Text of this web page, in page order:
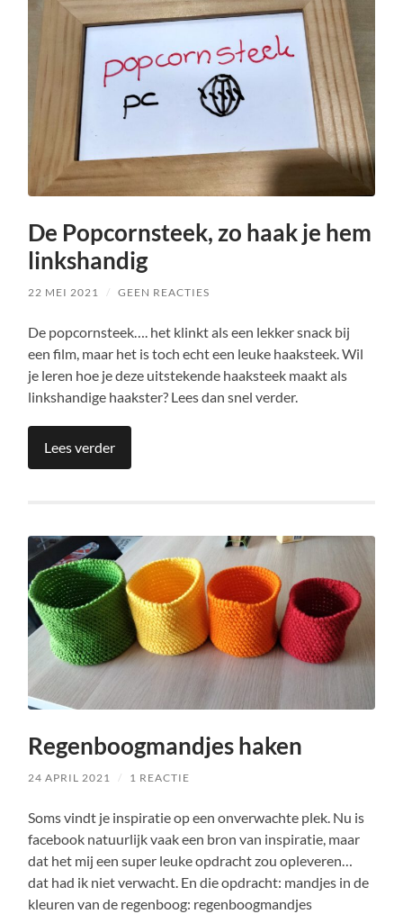
De Popcornsteek, zo haak je hem
linkshandig
22 MEI 2021 / GEEN REACTIES
De popcornsteek…. het klinkt als een lekker snack bij
een film, maar het is toch echt een leuke haaksteek. Wil
je leren hoe je deze uitstekende haaksteek maakt als
linkshandige haakster? Lees dan snel verder.
Lees verder
Regenboogmandjes haken
24 APRIL 2021 / 1 REACTIE
Soms vindt je inspiratie op een onverwachte plek. Nu is
facebook natuurlijk vaak een bron van inspiratie, maar
dat het mij een super leuke opdracht zou opleveren…
dat had ik niet verwacht. En die opdracht: mandjes in de
kleuren van de regenboog: regenboogmandjes